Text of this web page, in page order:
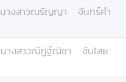
นางสาวณรัญญา
จันทร์คำ
นางสาวณัฏฐ์ณิชา
จันไสย